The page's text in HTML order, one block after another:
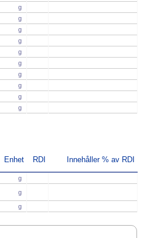
g
g
g
g
g
g
g
g
g
g
Enhet RDI Innehåller % av RDI
g
g
g